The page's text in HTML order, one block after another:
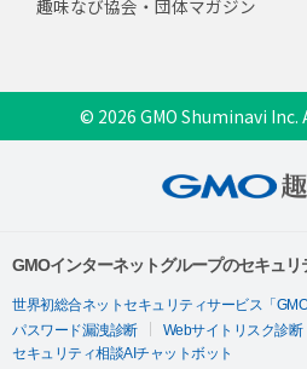
趣味なび協会・団体マガジン
© 2026 GMO Shuminavi Inc.